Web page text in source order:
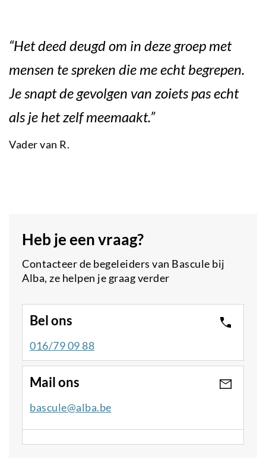
“Het deed deugd om in deze groep met
mensen te spreken die me echt begrepen.
Je snapt de gevolgen van zoiets pas echt
als je het zelf meemaakt.”
Vader van R.
Heb je een vraag?
Contacteer de begeleiders van Bascule bij
Alba, ze helpen je graag verder
Bel ons
016/79 09 88
Mail ons
bascule@alba.be